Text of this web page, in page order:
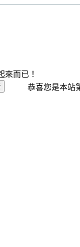
來而已！
恭喜您是本站